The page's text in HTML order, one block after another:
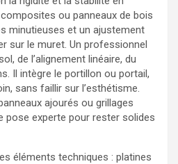
ou panneaux de bois
minutieuses et un ajustement
sur le muret. Un professionnel
de l’alignement linéaire, du
Il intègre le portillon ou portail,
sans faillir sur l’esthétisme.
ajourés ou grillages
pose experte pour rester solides
éléments techniques : platines